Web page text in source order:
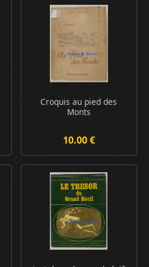
Croquis au pied des
Monts
10.00 €